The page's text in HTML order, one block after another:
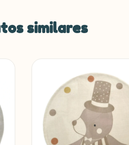
similares